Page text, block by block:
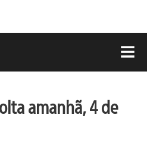
amanhã, 4 de